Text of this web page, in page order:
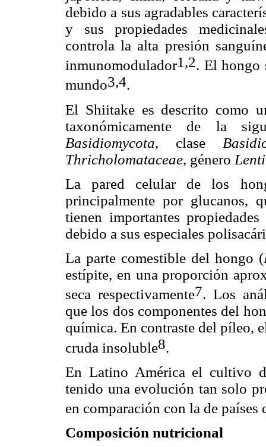
debido a sus agradables
y sus propiedades
controla la alta presión
inmunomodulador1,2. El hongo
mundo3,4.
El Shiitake es descrito como
taxonómicamente de la
Basidiomycota, clase
Thricholomataceae, género
La pared celular de los
principalmente por glucanos,
tienen importantes
debido a sus especiales
La parte comestible del hongo (
estípite, en una proporción
seca respectivamente7. Los
que los dos componentes del
química. En contraste del píleo,
cruda insoluble8.
En Latino América el cultivo
tenido una evolución tan solo
en comparación con la de países
Composición nutricional